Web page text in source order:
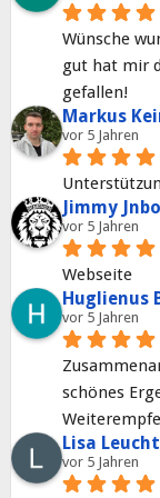
Wünsche
gut hat mir
gefallen!
Markus
vor 5 Jahren
Jimmy Jnbo
vor 5 Jahren
Webseite
Huglienus
vor 5 Jahren
schönes
Lisa
vor 5 Jahren